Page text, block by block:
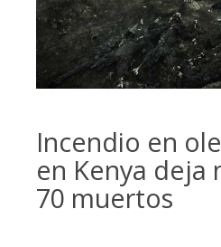
Incendio en
en Kenya deja
70 muertos